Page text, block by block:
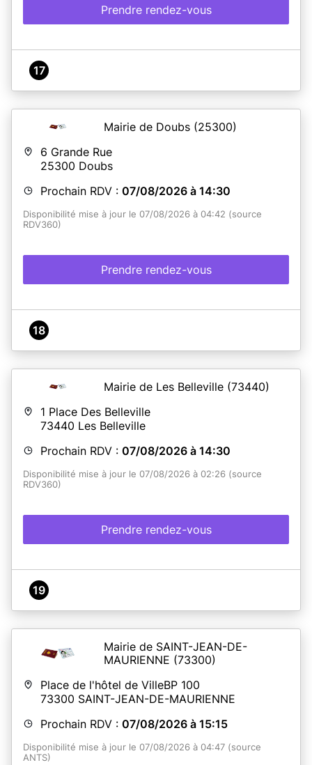
Prendre rendez-vous
17
Mairie de Doubs (25300)
6 Grande Rue
25300 Doubs
Prochain RDV : 07/08/2026 à 14:30
Disponibilité mise à jour le 07/08/2026 à 04:42 (source
RDV360)
Prendre rendez-vous
18
Mairie de Les Belleville (73440)
1 Place Des Belleville
73440 Les Belleville
Prochain RDV : 07/08/2026 à 14:30
Disponibilité mise à jour le 07/08/2026 à 02:26 (source
RDV360)
Prendre rendez-vous
19
Mairie de SAINT-JEAN-DE-
MAURIENNE (73300)
Place de l'hôtel de VilleBP 100
73300 SAINT-JEAN-DE-MAURIENNE
Prochain RDV : 07/08/2026 à 15:15
Disponibilité mise à jour le 07/08/2026 à 04:47 (source
ANTS)